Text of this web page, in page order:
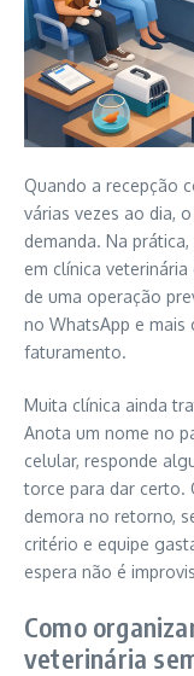
Quando a recepção
várias vezes ao dia,
demanda. Na
em clínica
de uma operação
no WhatsApp e mais
faturamento.
Muita clínica ainda
Anota um nome no
celular, responde
torce para dar certo.
demora no retorno,
critério e equipe
espera não é
Como
veterinária